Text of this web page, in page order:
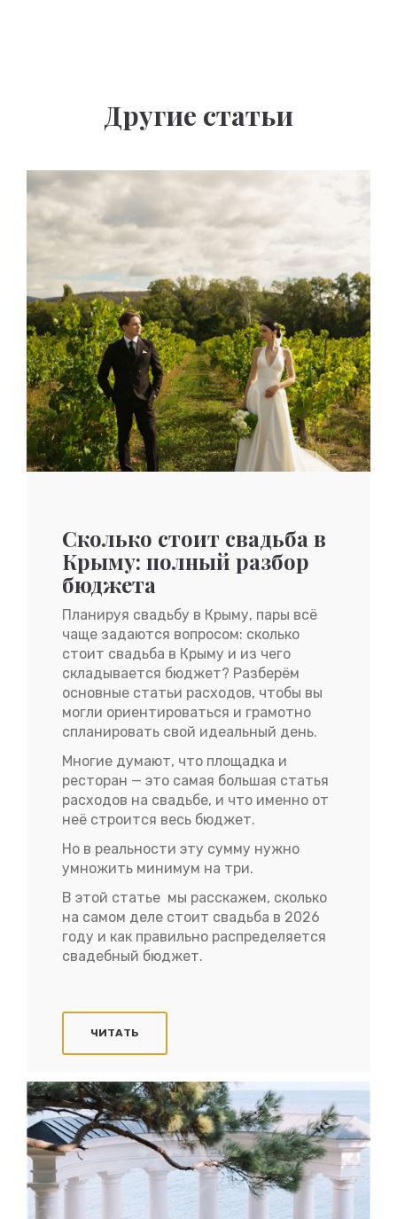
Другие статьи
Сколько стоит свадьба в
Крыму: полный разбор
бюджета
Планируя свадьбу в Крыму, пары всё
чаще задаются вопросом: сколько
стоит свадьба в Крыму и из чего
складывается бюджет? Разберём
основные статьи расходов, чтобы вы
могли ориентироваться и грамотно
спланировать свой идеальный день.
Многие думают, что площадка и
ресторан — это самая большая статья
расходов на свадьбе, и что именно от
неё строится весь бюджет.
Но в реальности эту сумму нужно
умножить минимум на три.
В этой статье мы расскажем, сколько
на самом деле стоит свадьба в 2026
году и как правильно распределяется
свадебный бюджет.
ЧИТАТЬ